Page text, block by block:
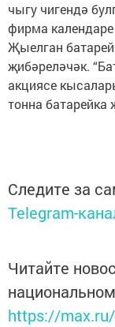
чыгу чигендә
фирма
Җыелган
җибәреләчәк.
акциясе
тонна батарейка
Следите за
Telegram-
Читайте
https://